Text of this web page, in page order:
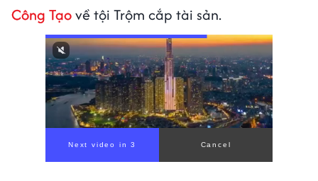
Công Tạovề tội Trộm cắp tài sản.
Next video in 1 Cancel